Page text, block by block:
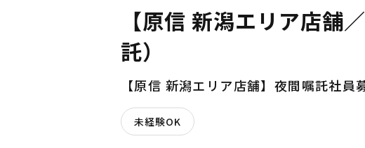
【原信 新潟エリア店舗
託）
【原信 新潟エリア店舗】夜間嘱託社員
未経験OK